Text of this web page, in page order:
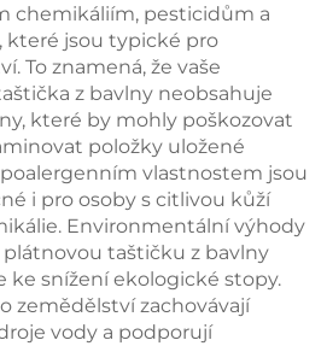
chemikáliím, pesticidům a
jsou typické pro
To znamená, že vaše
z bavlny neobsahuje
které by mohly poškozovat
položky uložené
vlastnostem jsou
i pro osoby s citlivou kůží
Environmentální výhody
taštičku z bavlny
ke snížení ekologické stopy.
zemědělství zachovávají
vody a podporují